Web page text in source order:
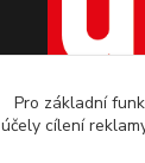
Pro základní
účely cílení